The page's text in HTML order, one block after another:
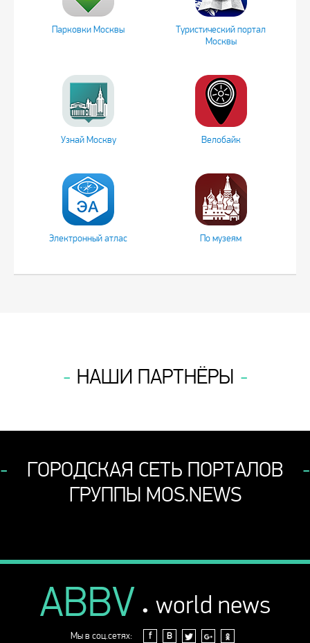
Парковки Москвы
Туристический портал
Москвы
Узнай Москву Велобайк
Электронный атлас По музеям
НАШИ ПАРТНЁРЫ
ГОРОДСКАЯ СЕТЬ ПОРТАЛОВ
ГРУППЫ MOS.NEWS
ABBV . world news
Мы в соц.сетях: f В